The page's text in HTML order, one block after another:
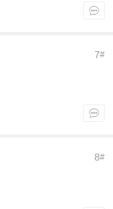
7#
8#